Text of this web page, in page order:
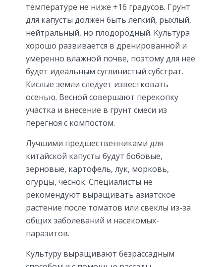
температуре не ниже +16 градусов. Грунт
для капусты должен быть легкий, рыхлый,
нейтральный, но плодородный. Культура
хорошо развивается в дренированной и
умеренно влажной почве, поэтому для нее
будет идеальным суглинистый субстрат.
Кислые земли следует известковать
осенью. Весной совершают перекопку
участка и внесение в грунт смеси из
перегноя с компостом.
Лучшими предшественниками для
китайской капусты будут бобовые,
зерновые, картофель, лук, морковь,
огурцы, чеснок. Специалисты не
рекомендуют выращивать азиатское
растение после томатов или свеклы из-за
общих заболеваний и насекомых-
паразитов.
Культуру выращивают безрассадным